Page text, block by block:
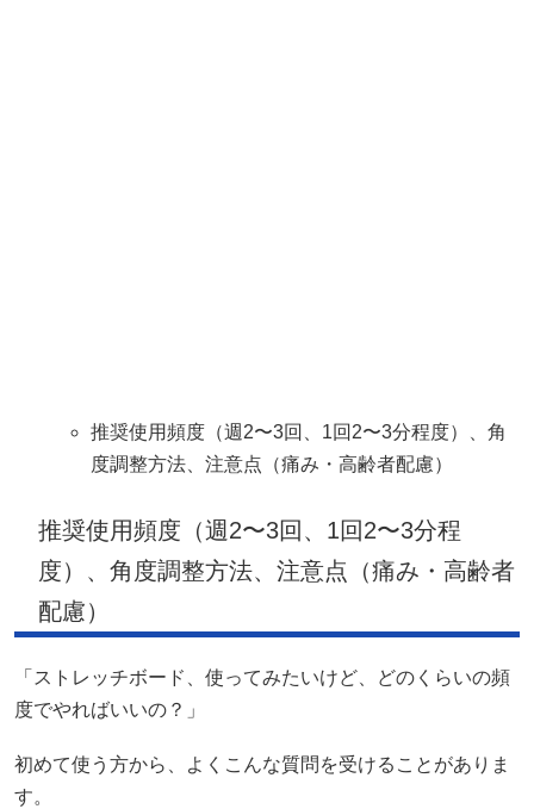
推奨使用頻度（週2〜3回、1回2〜3分程度）、角
度調整方法、注意点（痛み・高齢者配慮）
推奨使用頻度（週2〜3回、1回2〜3分程
度）、角度調整方法、注意点（痛み・高齢者
配慮）
「ストレッチボード、使ってみたいけど、どのくらいの頻
度でやればいいの？」
初めて使う方から、よくこんな質問を受けることがありま
す。